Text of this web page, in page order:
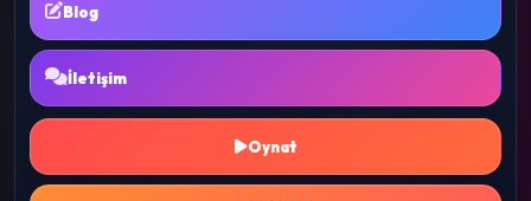
Blog
İletişim
Oynat